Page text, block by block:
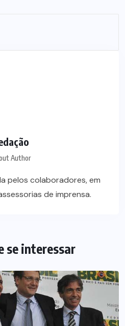
Author
pelos colaboradores, em
de imprensa.
se interessar